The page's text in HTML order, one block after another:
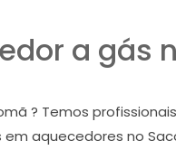
a gás
? Temos
em aquecedores no